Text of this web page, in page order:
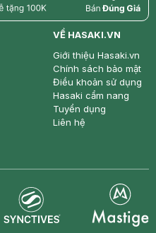
price
VỀ HASAKI.VN
Giới thiệu Hasaki.vn
Chính sách bảo mật
Điều khoản sử dụng
Hasaki cẩm nang
Tuyển dụng
Liên hệ